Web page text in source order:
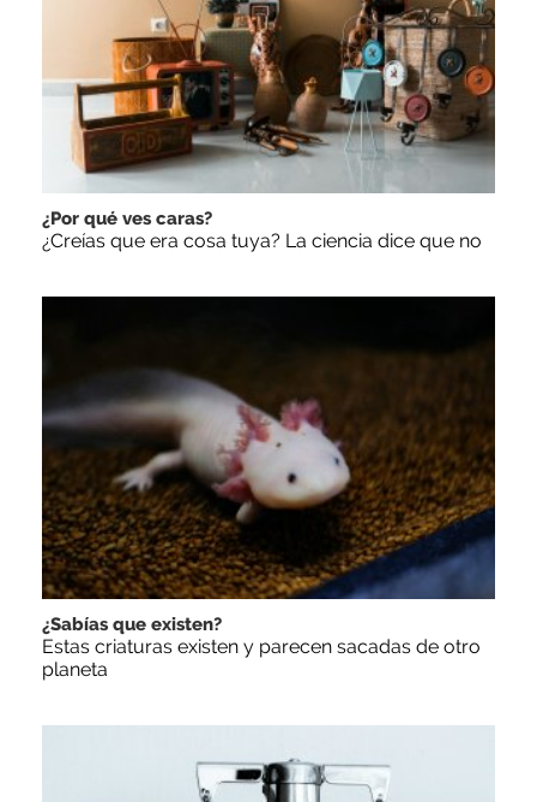
¿Por qué ves caras?
¿Creías que era cosa tuya? La ciencia dice que no
¿Sabías que existen?
Estas criaturas existen y parecen sacadas de otro
planeta